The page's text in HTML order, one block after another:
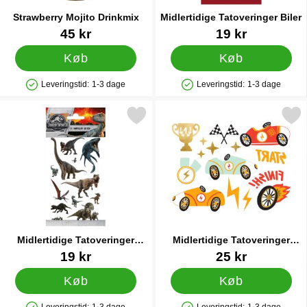
Strawberry Mojito Drinkmix
45 kr
Køb
Produkttilgængelighed: På lager
Leveringstid: 1-3 dage
Midlertidige Tatoveringer Biler
Varenr 2626019 kr
Køb
Produkttilgængelighed: På lager
Leveringstid: 1-3 dage
Midlertidige Tatoveringer
Jurassic World
Varenr 2626319 kr
Køb
midlertidige Tatoveringer Jurassic World som favorit
Midlertidige Tatoveringer
Racing 15-pak
Varenr 8339725 kr
Køb
Markér midlertidige